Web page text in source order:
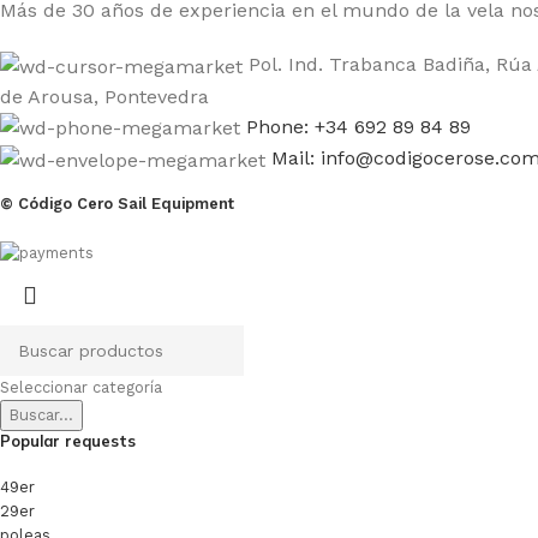
Más de 30 años de experiencia en el mundo de la vela
Pol. Ind. Trabanca Badiña,
de Arousa, Pontevedra
Phone: +34 692 89 84 89
Mail: info@codigocerose.com
© Código Cero Sail Equipment
Seleccionar categoría
Buscar...
Popular requests
49er
29er